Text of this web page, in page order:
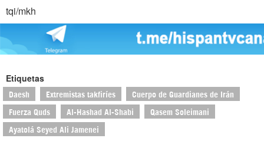
tqi/mkh
Etiquetas
Daesh Extremistas takfiríes Cuerpo de Guardianes de Irán
Fuerza Quds Al-Hashad Al-Shabi Qasem Soleimani
Ayatolá Seyed Ali Jamenei